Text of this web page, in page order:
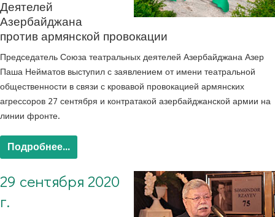
Деятелей
Азербайджана
против армянской провокации
Председатель Союза театральных деятелей Азербайджана Азер
Паша Нейматов выступил с заявлением от имени театральной
общественности в связи с кровавой провокацией армянских
агрессоров 27 сентября и контратакой азербайджанской армии на
линии фронте.
Подробнее...
29 сентября 2020
г.